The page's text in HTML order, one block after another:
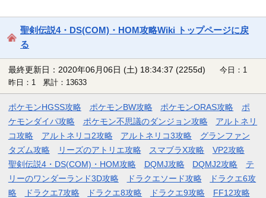
聖剣伝説4・DS(COM)・HOM攻略Wiki トップページに戻
る
最終更新日：2020年06月06日 (土) 18:34:37 (2255d)
今日：1
昨日：1 累計：13633
ポケモンHGSS攻略 ポケモンBW攻略 ポケモンORAS攻略
ポ
ケモンダイパ攻略
ポケモン不思議のダンジョン攻略
アルトネリ
コ攻略
アルトネリコ2攻略 アルトネリコ3攻略
グランファン
タズム攻略
リーズのアトリエ攻略 スマブラX攻略
VP2攻略
聖剣伝説4・DS(COM)・HOM攻略
DQMJ攻略 DQMJ2攻略
テ
リーのワンダーランド3D攻略
ドラクエソード攻略
ドラクエ6攻
略
ドラクエ7攻略 ドラクエ8攻略 ドラクエ9攻略
FF12攻略